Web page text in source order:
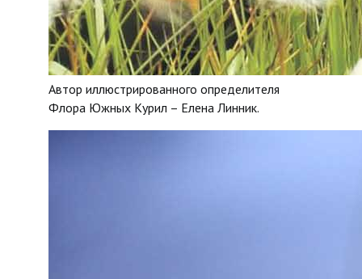
Автор иллюстрированного определителя
Флора Южных Курил – Елена Линник.